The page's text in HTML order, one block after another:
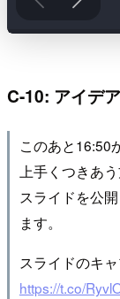
C-10: アイデ
このあと16:50
上手くつきあ
スライドを公
ます。
スライドのキ
https://t.co/